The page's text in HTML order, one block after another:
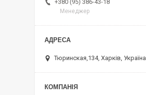
+380 (95) 386-43-18
Менеджер
Тюринская,134, Харків, Україна